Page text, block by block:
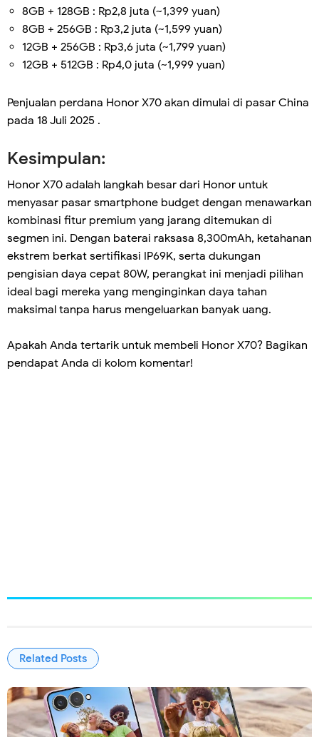
8GB + 128GB : Rp2,8 juta (~1,399 yuan)
8GB + 256GB : Rp3,2 juta (~1,599 yuan)
12GB + 256GB : Rp3,6 juta (~1,799 yuan)
12GB + 512GB : Rp4,0 juta (~1,999 yuan)
Penjualan perdana Honor X70 akan dimulai di pasar China
pada 18 Juli 2025 .
Kesimpulan:
Honor X70 adalah langkah besar dari Honor untuk
menyasar pasar smartphone budget dengan menawarkan
kombinasi fitur premium yang jarang ditemukan di
segmen ini. Dengan baterai raksasa 8,300mAh, ketahanan
ekstrem berkat sertifikasi IP69K, serta dukungan
pengisian daya cepat 80W, perangkat ini menjadi pilihan
ideal bagi mereka yang menginginkan daya tahan
maksimal tanpa harus mengeluarkan banyak uang.
Apakah Anda tertarik untuk membeli Honor X70? Bagikan
pendapat Anda di kolom komentar!
Related Posts